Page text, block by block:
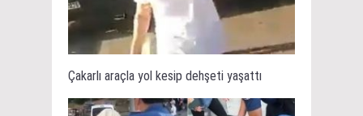
Çakarlı araçla yol kesip dehşeti yaşattı